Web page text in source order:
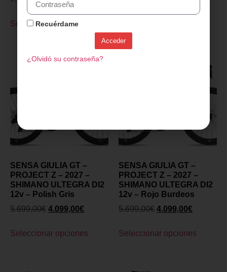
Seleccionar opciones
SENSA GIULIA GT –
PROJECT Z – 2027 –
SHIMANO ULTEGRA DI2
12v – Polish Gris
5.699,00€ 4.099,00€
Seleccionar opciones
SENSA GIULIA GT –
PROJECT Z – 2027 –
SHIMANO ULTEGRA DI2
12v – Rojo Burdeos
5.699,00€ 4.099,00€
Seleccionar opciones
Recuérdame
Acceder
¿Olvidó su contraseña?